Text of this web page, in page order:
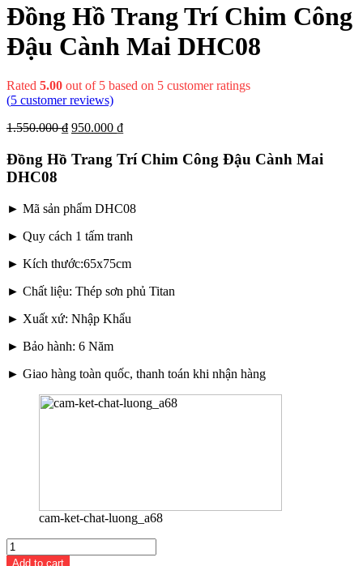
Đồng Hồ Trang Trí Chim Công
Đậu Cành Mai DHC08
Rated 5.00 out of 5 based on 5 customer ratings
(5 customer reviews)
1.550.000₫ 950.000 ₫
Đồng Hồ Trang Trí Chim Công Đậu Cành Mai
DHC08
► Mã sản phẩm DHC08
► Quy cách 1 tấm tranh
► Kích thước:65x75cm
► Chất liệu: Thép sơn phủ Titan
► Xuất xứ: Nhập Khẩu
► Bảo hành: 6 Năm
► Giao hàng toàn quốc, thanh toán khi nhận hàng
cam-ket-chat-luong_a68
Đồng
Hồ
Add to cart